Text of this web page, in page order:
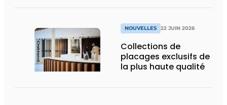
NOUVELLES 22 JUIN 2026
Collections de
placages exclusifs de
la plus haute qualité